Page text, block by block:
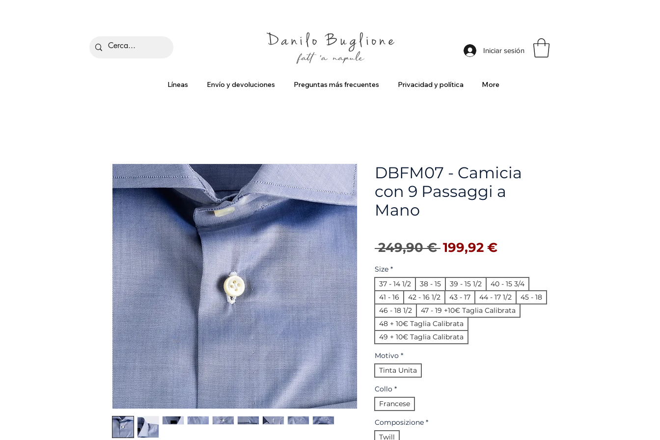
Líneas Envío y devoluciones Preguntas más frecuentes Privacidad y política More
Iniciar sesión
DBFM07 - Camicia
con 9 Passaggi a
Mano
249,90 € Precio
199,92 €Precio de oferta
Size *
37 - 14 1/2
38 - 15 39 - 15 1/2
40 - 15 3/4
41 - 16
42 - 16 1/2 43 - 17 44 - 17 1/2
45 - 18
46 - 18 1/2
47 - 19 +10€ Taglia Calibrata
48 + 10€ Taglia Calibrata
49 + 10€ Taglia Calibrata
Motivo *
Tinta Unita
Collo *
Francese
Composizione *
Twill